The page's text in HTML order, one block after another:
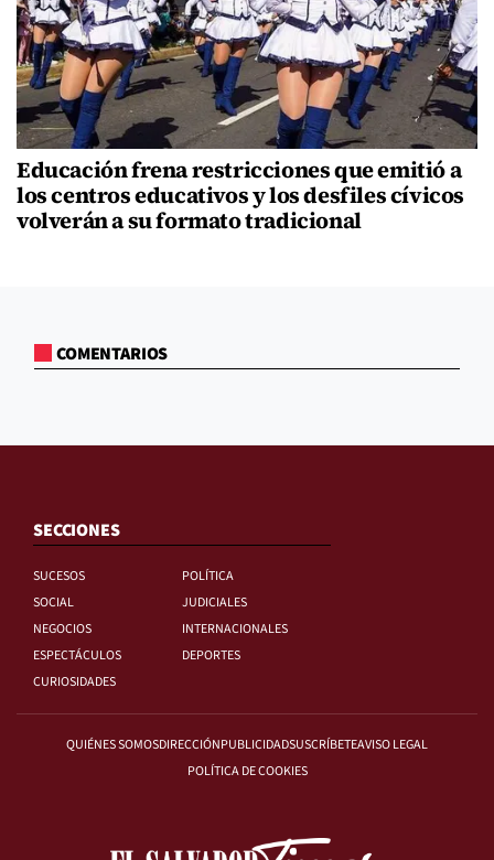
Educación frena restricciones que emitió a
los centros educativos y los desfiles cívicos
volverán a su formato tradicional
COMENTARIOS
SECCIONES
SUCESOS
POLÍTICA
SOCIAL
JUDICIALES
NEGOCIOS
INTERNACIONALES
ESPECTÁCULOS
DEPORTES
CURIOSIDADES
QUIÉNES SOMOSDIRECCIÓNPUBLICIDADSUSCRÍBETEAVISO LEGAL
POLÍTICA DE COOKIES